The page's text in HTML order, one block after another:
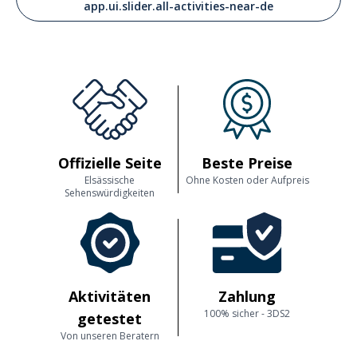
app.ui.slider.all-activities-near-de
Offizielle Seite
Elsässische
Sehenswürdigkeiten
Beste Preise
Ohne Kosten oder Aufpreis
Aktivitäten
getestet
Von unseren Beratern
Zahlung
100% sicher - 3DS2